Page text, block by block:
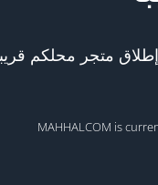
متجر محلكم
MAHHALCOM is